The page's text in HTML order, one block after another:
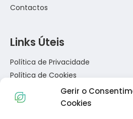
Gerir o
Cookies
Contactos
Links Úteis
Política de Privacidade
Política de Cookies
Termos e Condições
Resolução de Conflitos de